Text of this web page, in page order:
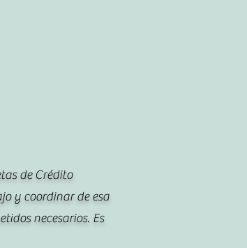
de Crédito
y coordinar de esa
necesarios. Es